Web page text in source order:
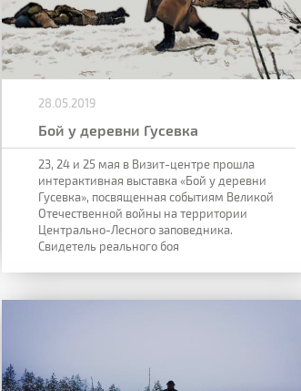
28.05.2019
Бой у деревни Гусевка
23, 24 и 25 мая в Визит-центре прошла
интерактивная выставка «Бой у деревни
Гусевка», посвященная событиям Великой
Отечественной войны на территории
Центрально-Лесного заповедника.
Свидетель реального боя